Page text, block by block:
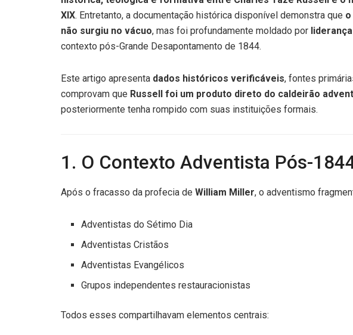
XIX. Entretanto, a documentação histórica disponível demonstra que
não surgiu no vácuo, mas foi profundamente moldado por
contexto pós-Grande Desapontamento de 1844.
Este artigo apresenta dados históricos verificáveis, fontes
comprovam que Russell foi um produto direto do caldeirão
posteriormente tenha rompido com suas instituições formais.
1. O Contexto Adventista Pós-
Após o fracasso da profecia de William Miller, o adventismo
Adventistas do Sétimo Dia
Adventistas Cristãos
Adventistas Evangélicos
Grupos independentes restauracionistas
Todos esses compartilhavam elementos centrais: